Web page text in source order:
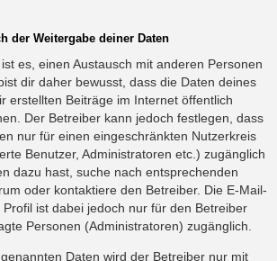
der Weitergabe deiner Daten
es, einen Austausch mit anderen Personen
dir daher bewusst, dass die Daten deines
erstellten Beiträge im Internet öffentlich
Der Betreiber kann jedoch festlegen, dass
nur für einen eingeschränkten Nutzerkreis
Benutzer, Administratoren etc.) zugänglich
dazu hast, suche nach entsprechenden
oder kontaktiere den Betreiber. Die E-Mail-
ist dabei jedoch nur für den Betreiber
Personen (Administratoren) zugänglich.
Daten wird der Betreiber nur mit